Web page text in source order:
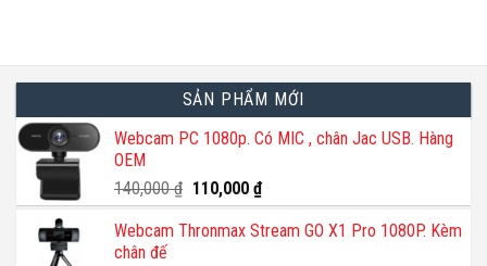
SẢN PHẨM MỚI
Webcam PC 1080p. Có MIC , chân Jac USB. Hàng
OEM
140,000₫ Giá
gốc
là:
110,000 ₫Giá
hiện
tại
Webcam Thronmax Stream GO X1 Pro 1080P. Kèm
chân đế